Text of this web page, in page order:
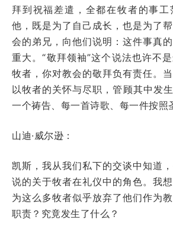
拜到祝福差遣，全都在牧者的事工
他，既是为了自己成长，也是为了
会的弟兄，向他们说明：这件事真
重大。“敬拜领袖”这个说法也许不
牧者，你对教会的敬拜负有责任。
以牧者的关怀与尽职，管顾其中发
一个祷告、每一首诗歌、每一件按照
山迪·威尔逊：
凯斯，我从我们私下的交谈中知道
说的关于牧者在礼仪中的角色。我
为这么多牧者似乎放弃了他们作为
职责？究竟发生了什么？